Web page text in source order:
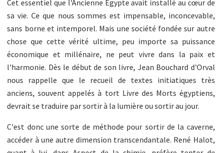
Cet essentiel que l'Ancienne Égypte avait installé au cœur de
sa vie. Ce que nous sommes est impensable, inconcevable,
sans borne et intemporel. Mais une société fondée sur autre
chose que cette vérité ultime, peu importe sa puissance
économique et millénaire, ne peut vivre dans la paix et
l'harmonie. Dès le début de son livre, Jean Bouchard d'Orval
nous rappelle que le recueil de textes initiatiques très
anciens, souvent appelés à tort Livre des Morts égyptiens,
devrait se traduire par sortir à la lumière ou sortir au jour.
C'est donc une sorte de méthode pour sortir de la caverne,
accéder à une autre dimension transcendantale. René Halot,